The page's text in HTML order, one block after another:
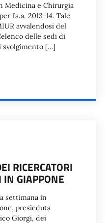
Medicina e Chirurgia
l’a.a. 2013-14. Tale
avvalendosi del
delle sedi di
svolgimento […]
RICERCATORI
GIAPPONE
settimana in
presieduta
Giorgi, dei